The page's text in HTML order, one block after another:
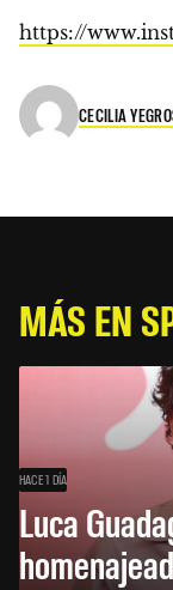
https://
CECILIA
MÁS EN
HACE 1 DÍA
Luca